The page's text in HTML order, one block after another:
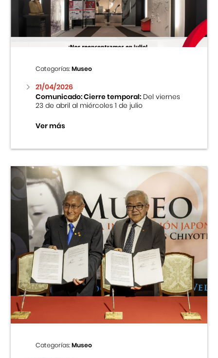
Centro Cultural Peruano Japonés
Museo de la Inmigración Japonesa
Fondo Editorial
Teatro Peruano Japonés
Categorías:Museo
21/04/2026
Comunicado: Cierre temporal:Del viernes
23 de abril al miércoles 1 de julio
Ver más
Categorías:Museo